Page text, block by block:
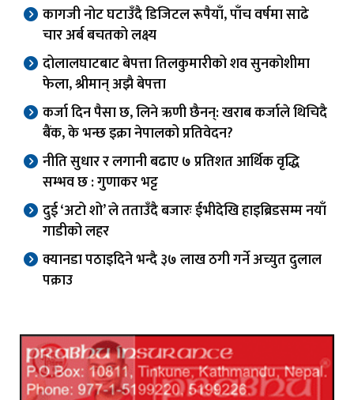
कागजी नोट घटाउँदै डिजिटल रूपैयाँ, पाँच वर्षमा साढे
चार अर्ब बचतको लक्ष्य
दोलालघाटबाट बेपत्ता तिलकुमारीको शव सुनकोशीमा
फेला, श्रीमान् अझै बेपत्ता
कर्जा दिन पैसा छ, लिने ऋणी छैनन्: खराब कर्जाले थिचिदै
बैंक, के भन्छ इक्रा नेपालको प्रतिवेदन?
नीति सुधार र लगानी बढाए ७ प्रतिशत आर्थिक वृद्धि
सम्भव छ : गुणाकर भट्ट
दुई ‘अटो शो’ ले तताउँदै बजारः ईभीदेखि हाइब्रिडसम्म नयाँ
गाडीको लहर
क्यानडा पठाइदिने भन्दै ३७ लाख ठगी गर्ने अच्युत दुलाल
पक्राउ